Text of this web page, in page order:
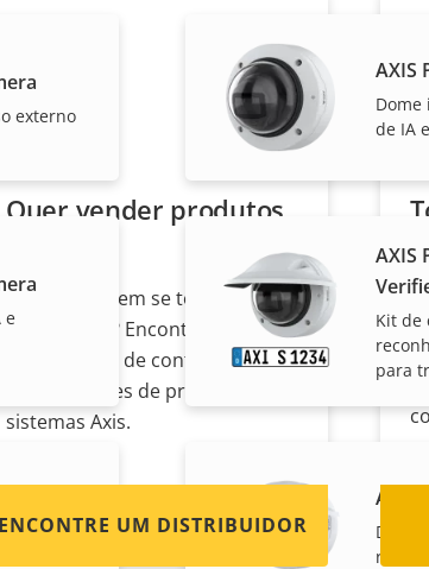
externo
AXIS
Dome
de IA
e
AXIS
Kit de
para
AXIS
Dome
Quer vender produtos
Interessado em se tornar um
revendedor? Encontre
informações de contato de
distribuidores de produtos e
sistemas Axis.
ENCONTRE UM DISTRIBUIDOR